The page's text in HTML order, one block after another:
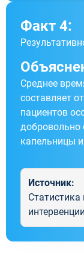
Факт 4:
Среднее
составляет
пациентов
добровольно
капельницы
Источник:
интервенции